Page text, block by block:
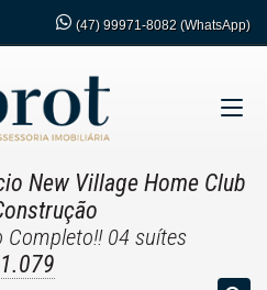
(47) 99971-8082 (WhatsApp)
New Village Home Club
Completo!! 04 suítes